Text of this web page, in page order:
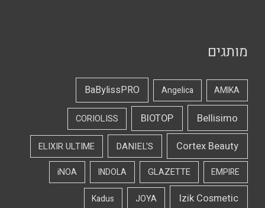
מותגים
AMIKA
Angelica
BaBylissPRO
Bellisimo
BIOTOP
CORIOLISS
Cortex Beauty
DANIEL'S
ELIXIR ULTIME
EMPIRE
GLAZETTE
INDOLA
iNOA
Izik Cosmetic
JOYA
Kadus